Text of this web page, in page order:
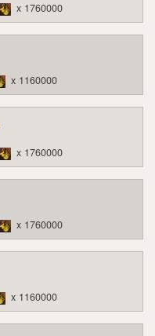
x 1760000
x 1160000
x 1760000
x 1760000
x 1160000